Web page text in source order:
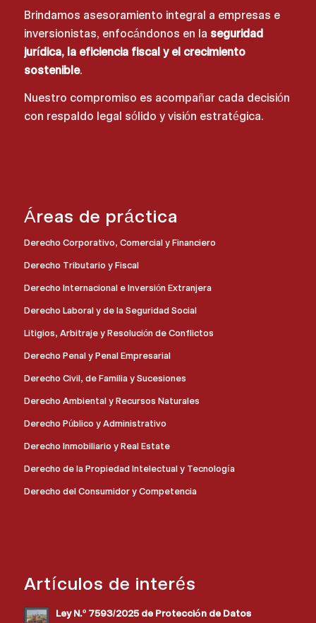
Brindamos asesoramiento integral a empresas e
inversionistas, enfocándonos en la seguridad
jurídica, la eficiencia fiscal y el crecimiento
sostenible.
Nuestro compromiso es acompañar cada decisión
con respaldo legal sólido y visión estratégica.
Áreas de práctica
Derecho Corporativo, Comercial y Financiero
Derecho Tributario y Fiscal
Derecho Internacional e Inversión Extranjera
Derecho Laboral y de la Seguridad Social
Litigios, Arbitraje y Resolución de Conflictos
Derecho Penal y Penal Empresarial
Derecho Civil, de Familia y Sucesiones
Derecho Ambiental y Recursos Naturales
Derecho Público y Administrativo
Derecho Inmobiliario y Real Estate
Derecho de la Propiedad Intelectual y Tecnología
Derecho del Consumidor y Competencia
Artículos de interés
Ley N.º 7593/2025 de Protección de Datos